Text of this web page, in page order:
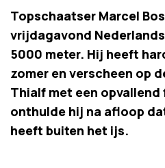
Topschaatser Marcel
vrijdagavond
5000 meter. Hij heeft
zomer en verscheen op
Thialf met een opvallend
onthulde hij na afloop
heeft buiten het ijs.